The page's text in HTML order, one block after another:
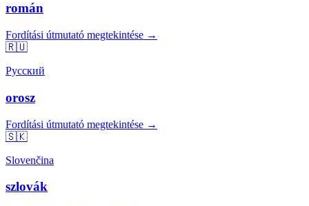
román
Fordítási útmutató megtekintése →
🇷🇺
Русский
orosz
Fordítási útmutató megtekintése →
🇸🇰
Slovenčina
szlovák